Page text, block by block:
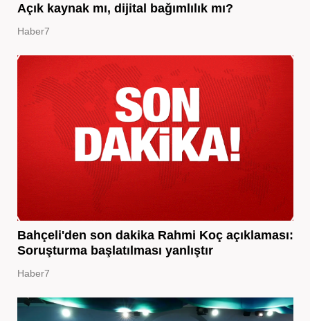
Açık kaynak mı, dijital bağımlılık mı?
Haber7
Bahçeli'den son dakika Rahmi Koç açıklaması:
Soruşturma başlatılması yanlıştır
Haber7